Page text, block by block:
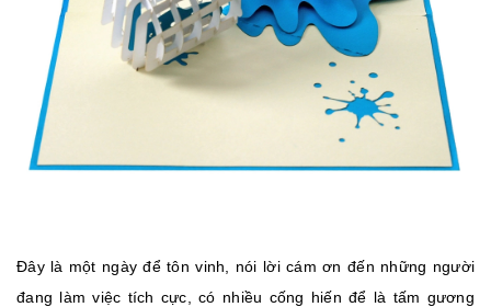
Đây là một ngày để tôn vinh, nói lời cám ơn đến những người
đang làm việc tích cực, có nhiều cống hiến để là tấm gương